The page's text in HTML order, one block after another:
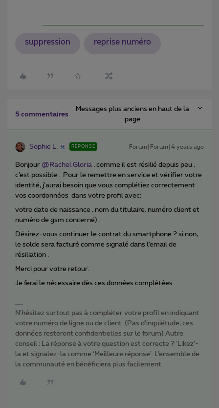
suppression reprise numéro
5 commentaires
Messages plus anciens en haut de la
page
Sophie L. RÉPONSE Forum|Forum|4 years ago
Bonjour @Rachel Gloria , comme il est résilié depuis peu ,
c’est possible . Pour le remettre en service et vérifier votre
identité, j’aurai besoin que vous complétiez correctement
vos coordonnées dans votre profil avec:
votre date de naissance , nom du titulaire, numéro client et
numéro de gsm concerné) .
Désirez-vous continuer le contrat du smartphone ? si non,
le solde sera facturé comme signalé dans l’email de
résiliation .
Merci pour votre retour.
Je ferai le nécessaire dès ces données complétées .
N'hésitez surtout pas à compléter votre profil en indiquant
votre numéro de ligne ou de client. (Pas d'inquiétude, ces
données resteront confidentielles sur le forum) Autre
conseil : La réponse à votre question est correcte ? ‘Likez’-
la et signalez-la comme ‘Meilleure réponse’. L’ensemble de
la communauté en bénéficiera plus facilement.